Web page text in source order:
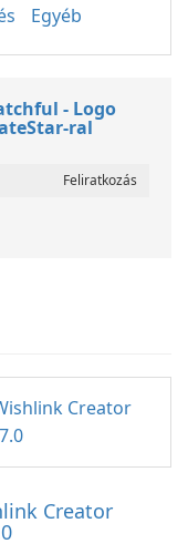
Egyéb
- Logo
ral
Creator